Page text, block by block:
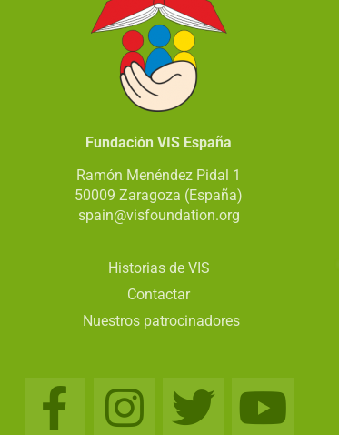
Fundación VIS España
Ramón Menéndez Pidal 1
50009 Zaragoza (España)
spain@visfoundation.org
Historias de VIS
Contactar
Nuestros patrocinadores